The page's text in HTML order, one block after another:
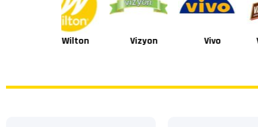
Vizyon Vivo Van Houten